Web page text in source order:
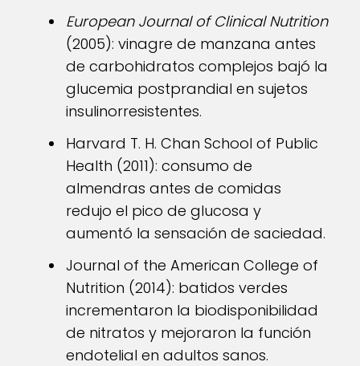
European Journal of Clinical Nutrition
(2005): vinagre de manzana antes
de carbohidratos complejos bajó la
glucemia postprandial en sujetos
insulinorresistentes.
Harvard T. H. Chan School of Public
Health (2011): consumo de
almendras antes de comidas
redujo el pico de glucosa y
aumentó la sensación de saciedad.
Journal of the American College of
Nutrition (2014): batidos verdes
incrementaron la biodisponibilidad
de nitratos y mejoraron la función
endotelial en adultos sanos.